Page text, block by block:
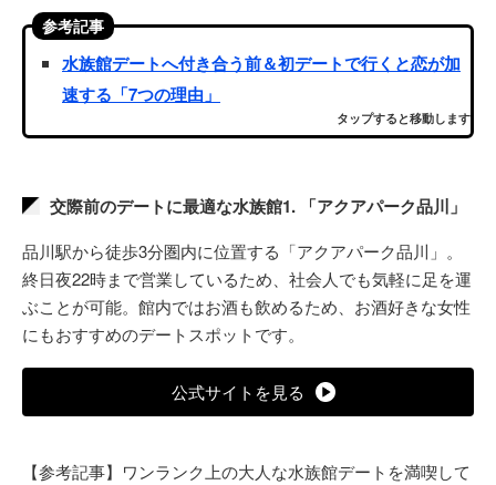
参考記事
水族館デートへ付き合う前＆初デートで行くと恋が加
速する「7つの理由」
タップすると移動します
交際前のデートに最適な水族館1. 「アクアパーク品川」
品川駅から徒歩3分圏内に位置する「アクアパーク品川」。
終日夜22時まで営業しているため、社会人でも気軽に足を運
ぶことが可能。館内ではお酒も飲めるため、お酒好きな女性
にもおすすめのデートスポットです。
公式サイトを見る
【参考記事】ワンランク上の大人な水族館デートを満喫して